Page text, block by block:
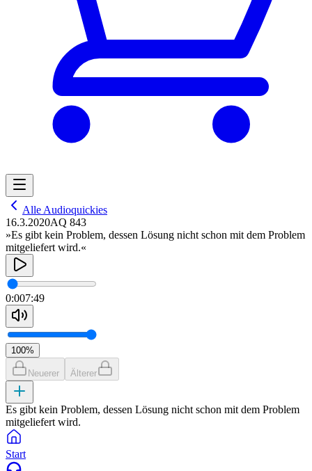
Alle Audioquickies
16.3.2020AQ 843
»Es gibt kein Problem, dessen Lösung nicht schon mit dem Problem
mitgeliefert wird.«
0:007:49
100%
Neuerer Älterer
Es gibt kein Problem, dessen Lösung nicht schon mit dem Problem
mitgeliefert wird.
Start